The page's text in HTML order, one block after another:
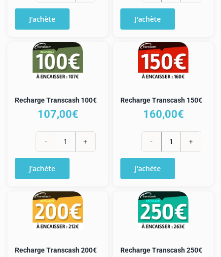
de
20€
J'achète
de
50€
J'achète
Recharge Transcash 100€
107,00€
de
100€
J'achète
Recharge Transcash 150€
160,00€
de
150€
J'achète
Recharge Transcash 200€ Recharge Transcash 250€